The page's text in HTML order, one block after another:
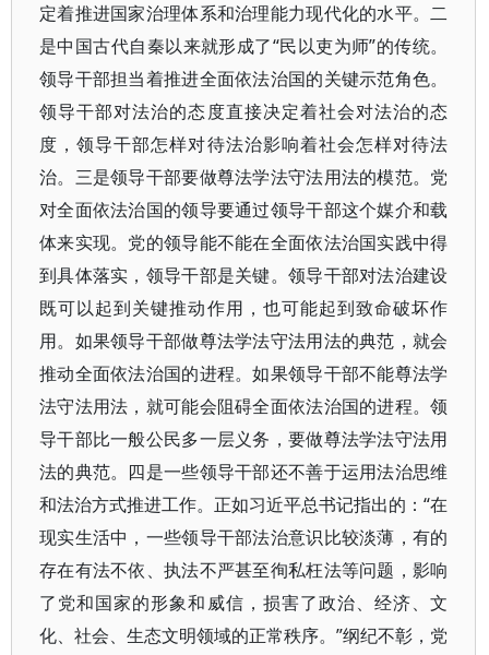
定着推进国家治理体系和治理能力现代化的水平。二
是中国古代自秦以来就形成了“民以吏为师”的传统。
领导干部担当着推进全面依法治国的关键示范角色。
领导干部对法治的态度直接决定着社会对法治的态
度，领导干部怎样对待法治影响着社会怎样对待法
治。三是领导干部要做尊法学法守法用法的模范。党
对全面依法治国的领导要通过领导干部这个媒介和载
体来实现。党的领导能不能在全面依法治国实践中得
到具体落实，领导干部是关键。领导干部对法治建设
既可以起到关键推动作用，也可能起到致命破坏作
用。如果领导干部做尊法学法守法用法的典范，就会
推动全面依法治国的进程。如果领导干部不能尊法学
法守法用法，就可能会阻碍全面依法治国的进程。领
导干部比一般公民多一层义务，要做尊法学法守法用
法的典范。四是一些领导干部还不善于运用法治思维
和法治方式推进工作。正如习近平总书记指出的：“在
现实生活中，一些领导干部法治意识比较淡薄，有的
存在有法不依、执法不严甚至徇私枉法等问题，影响
了党和国家的形象和威信，损害了政治、经济、文
化、社会、生态文明领域的正常秩序。”纲纪不彰，党